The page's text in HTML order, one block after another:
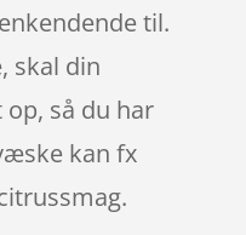
til.
skal din
så du har
kan fx